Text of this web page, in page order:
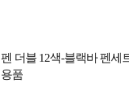
펜 더블 12색-블랙바 펜세
용품